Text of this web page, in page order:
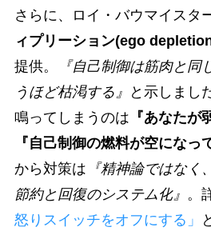
さらに、ロイ・バウマイスタ
ィプリーション(ego
提供。
『自己制御は筋肉と同
うほど枯渇する』 と示しまし
鳴ってしまうのは 『あなたが
『自己制御の燃料が空になっ
から対策は 『精神論ではなく
節約と回復のシステム化』 。
怒りスイッチをオフにする」